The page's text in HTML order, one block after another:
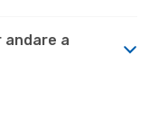
andare a